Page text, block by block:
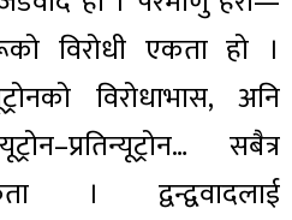
विरोधी एकता हो ।
विरोधाभास, अनि
सबैत्र
। द्वन्द्ववादलाई